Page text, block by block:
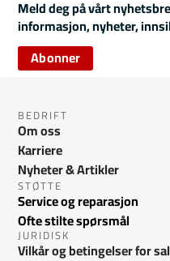
Meld deg på vårt
informasjon, nyheter,
Abonner
BEDRIFT
Om oss
Karriere
Nyheter & Artikler
STØTTE
Service og reparasjon
Ofte stilte spørsmål
JURIDISK
Vilkår og betingelser for